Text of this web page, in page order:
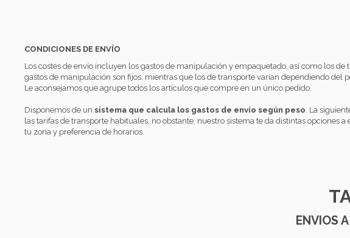
CONDICIONES DE ENVÍO
Los costes de envío incluyen los gastos de manipulación y empaquetado, así como los de
gastos de manipulación son fijos, mientras que los de transporte varían dependiendo del
Le aconsejamos que agrupe todos los artículos que compre en un único pedido.
Disponemos de un sistema que calcula los gastos de envío según peso. La
las tarifas de transporte habituales, no obstante, nuestro sistema te da distintas opciones a
tu zona y preferencia de horarios.
ENVIOS